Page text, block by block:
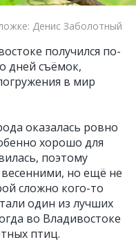
Денис Заболотный
получился по-
дней съёмок,
в мир
оказалась ровно
хорошо для
поэтому
но ещё не
сложно кого-то
один из лучших
во Владивостоке
птиц.